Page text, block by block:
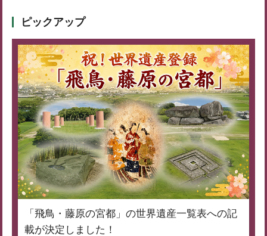
ピックアップ
「飛鳥・藤原の宮都」の世界遺産一覧表への記
載が決定しました！